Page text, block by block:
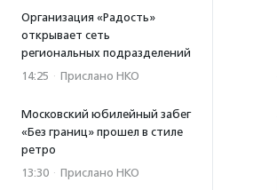
Организация «Радость»
открывает сеть
региональных подразделений
14:25 · Прислано НКО
Московский юбилейный забег
«Без границ» прошел в стиле
ретро
13:30 · Прислано НКО